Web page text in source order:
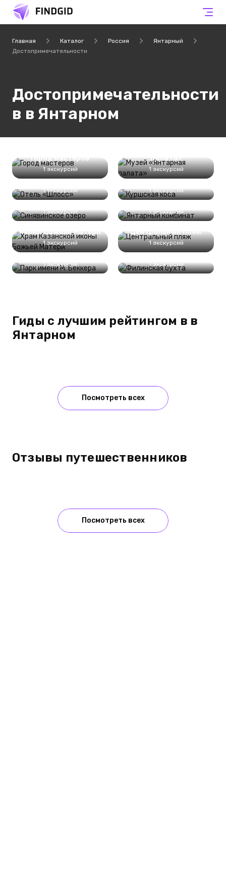
Главная Каталог Россия
Янтарный
Достопримечательности
Достопримечательности
в в Янтарном
Город мастеров
1 экскурсий
палата»
1 экскурсий
Отель «Шлосс»
1 экскурсий
Куршская коса
1 экскурсий
Синявинское озеро
1 экскурсий
Янтарный комбинат
1 экскурсий
Храм Казанской
иконы Божьей Матери
1 экскурсий
Центральный пляж
1 экскурсий
Парк имени М. Беккера
1 экскурсий
Филинская бухта
1 экскурсий
Гиды с лучшим рейтингом в в
Янтарном
Посмотреть всех
Отзывы путешественников
Посмотреть всех